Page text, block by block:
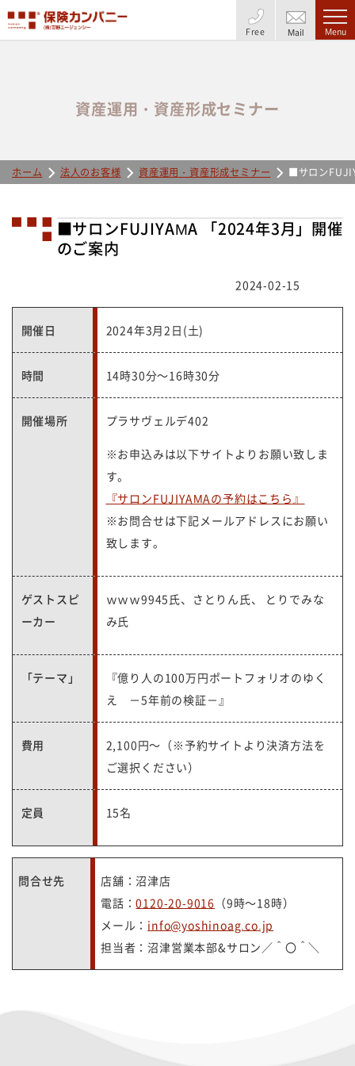
Free Mail Menu
資産運用・資産形成セミナー
ホーム 法人のお客様 資産運用・資産形成セミナー ■サロン
■サロンFUJIYAMA 「2024年3月」開催
のご案内
2024-02-15
開催日 2024年3月2日(土)
時間 14時30分～16時30分
開催場所 プラサヴェルデ402
※お申込みは以下サイトよりお願い致しま
す。
『サロンFUJIYAMAの予約はこちら』
※お問合せは下記メールアドレスにお願い
致します。
ゲストスピ
ーカー
ｗｗｗ9945氏、さとりん氏、 とりでみな
み氏
「テーマ」
『億り人の100万円ポートフォリオのゆく
え －5年前の検証－』
費用
2,100円～（※予約サイトより決済方法を
ご選択ください）
定員 15名
問合せ先
店舗：沼津店
電話：0120-20-9016 （9時～18時）
メール： info@yoshinoag.co.jp
担当者：沼津営業本部&サロン／＾〇＾＼